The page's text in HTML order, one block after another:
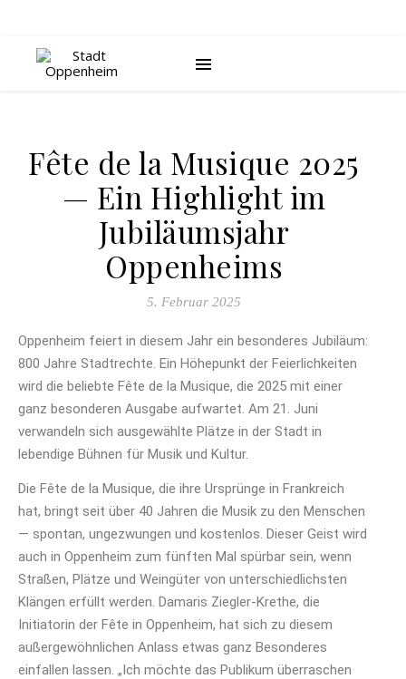
Fête de la Musique 2025
— Ein Highlight im
Jubiläumsjahr
Oppenheims
5. Februar 2025
Oppenheim feiert in diesem Jahr ein besonderes Jubiläum:
800 Jahre Stadtrechte. Ein Höhepunkt der Feierlichkeiten
wird die beliebte Fête de la Musique, die 2025 mit einer
ganz besonderen Ausgabe aufwartet. Am 21. Juni
verwandeln sich ausgewählte Plätze in der Stadt in
lebendige Bühnen für Musik und Kultur.
Die Fête de la Musique, die ihre Ursprünge in Frankreich
hat, bringt seit über 40 Jahren die Musik zu den Menschen
— spontan, ungezwungen und kostenlos. Dieser Geist wird
auch in Oppenheim zum fünften Mal spürbar sein, wenn
Straßen, Plätze und Weingüter von unterschiedlichsten
Klängen erfüllt werden. Damaris Ziegler-Krethe, die
Initiatorin der Fête in Oppenheim, hat sich zu diesem
außergewöhnlichen Anlass etwas ganz Besonderes
einfallen lassen. „Ich möchte das Publikum überraschen